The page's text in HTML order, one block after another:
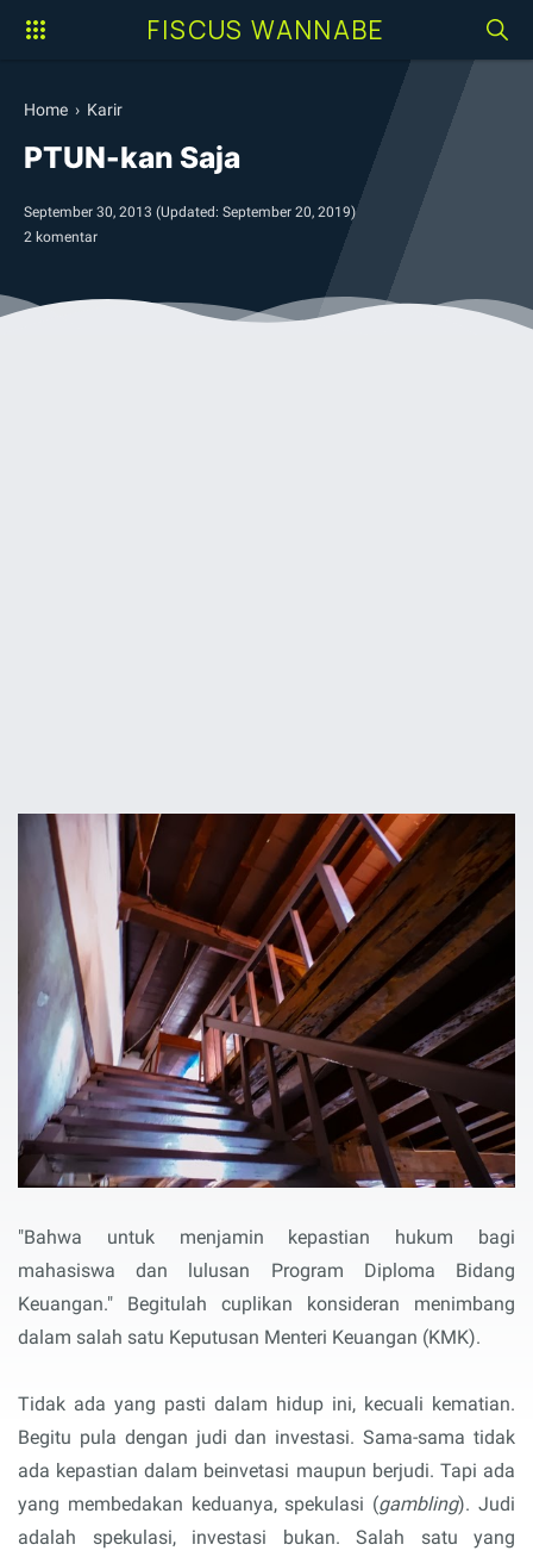
FISCUS WANNABE
Home › Karir
PTUN-kan Saja
September 30, 2013 (Updated: September 20, 2019)
2 komentar
"Bahwa untuk menjamin kepastian hukum bagi
mahasiswa dan lulusan Program Diploma Bidang
Keuangan." Begitulah cuplikan konsideran menimbang
dalam salah satu Keputusan Menteri Keuangan (KMK).
Tidak ada yang pasti dalam hidup ini, kecuali kematian.
Begitu pula dengan judi dan investasi. Sama-sama tidak
ada kepastian dalam beinvetasi maupun berjudi. Tapi ada
yang membedakan keduanya, spekulasi (gambling). Judi
adalah spekulasi, investasi bukan. Salah satu yang